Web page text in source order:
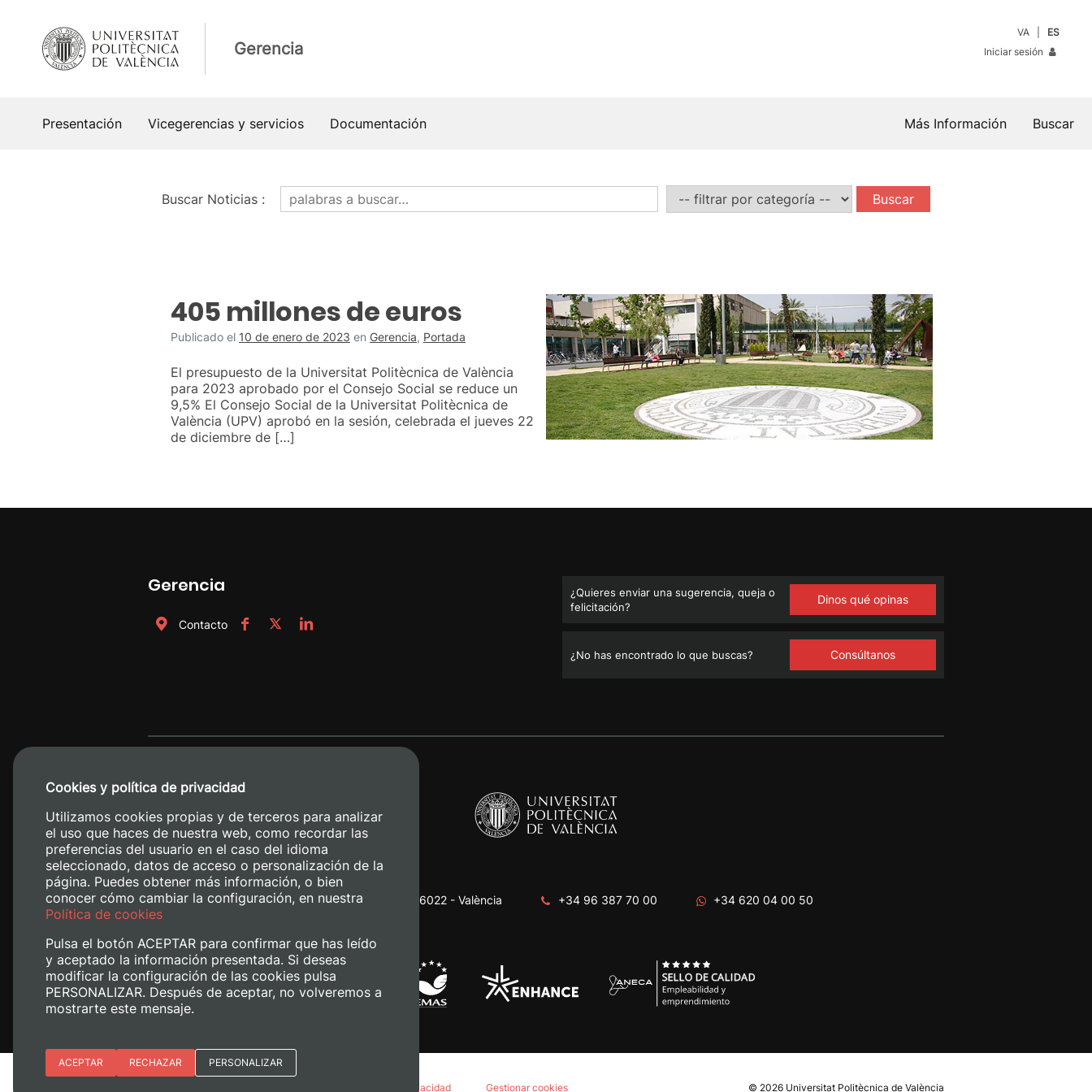
contenido
Gerencia
VA
ES
Iniciar sesión
Presentación Vicegerencias y servicios Documentación Buscar
Más Información
Buscar Noticias :
405 millones de euros
Publicado el 10 de enero de 2023 en Gerencia, Portada
El presupuesto de la Universitat Politècnica de València
para 2023 aprobado por el Consejo Social se reduce un
9,5% El Consejo Social de la Universitat Politècnica de
València (UPV) aprobó en la sesión, celebrada el jueves 22
de diciembre de […]
Gerencia
Contacto
¿Quieres enviar una sugerencia, queja o
felicitación?
Dinos qué opinas
¿No has encontrado lo que buscas? Consúltanos
Camino de Vera, s/n. 46022 - València +34 96 387 70 00 +34 620 04 00 50
Política de privacidad Gestionar cookies © 2026 Universitat Politècnica de València
Cookies y política de privacidad
Utilizamos cookies propias y de terceros para analizar
el uso que haces de nuestra web, como recordar las
preferencias del usuario en el caso del idioma
seleccionado, datos de acceso o personalización de la
página. Puedes obtener más información, o bien
conocer cómo cambiar la configuración, en nuestra
Política de cookies
Pulsa el botón ACEPTAR para confirmar que has leído
y aceptado la información presentada. Si deseas
modificar la configuración de las cookies pulsa
PERSONALIZAR. Después de aceptar, no volveremos a
mostrarte este mensaje.
Esenciales
ACEPTAR RECHAZAR PERSONALIZAR